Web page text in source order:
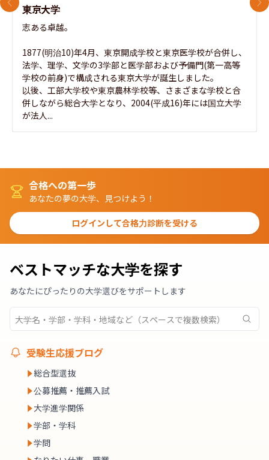
東京大学
志ある卓越。
1877(明治10)年4月、東京開成学校と東京医学校が合併し、
法学、理学、文学の3学部と医学部および予備門(第一高等
学校の前身)で構成される東京大学が誕生しました。
以後、工部大学校や東京農林学校等、さまざまな学校と合
併しながら総合大学となり、2004(平成16)年には国立大学
が法人...
前のスライド 次
合格への第一歩
あなたの夢の大学、見つけよう！
ログインして合格力診断を受ける
ベストマッチな大学を探す
あなたにぴったりの大学選びをサポートします
受験生応援ブログ
総合型選抜
公募推薦・推薦入試
大学進学関係
学部・学科
学問